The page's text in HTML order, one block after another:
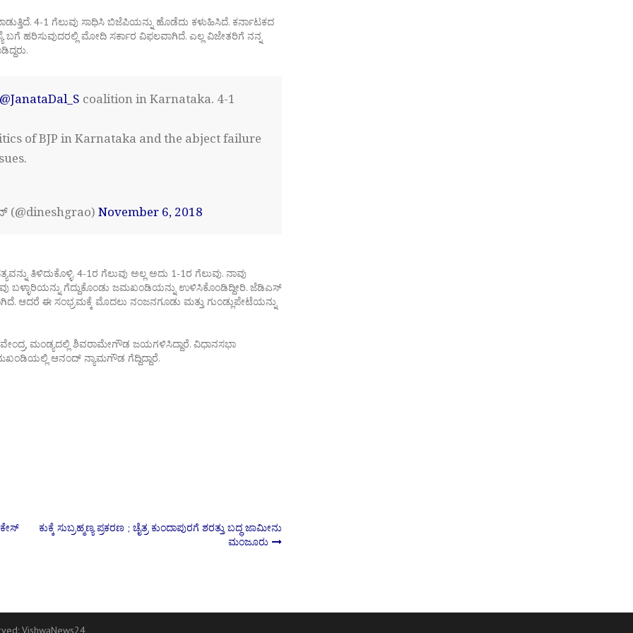
4-1 ಗೆಲುವು ಸಾಧಿಸಿ ಬಿಜೆಪಿಯನ್ನು ಹೊಡೆದು ಕಳುಹಿಸಿದೆ. ಕರ್ನಾಟಕದ
ಹರಿಸುವುದರಲ್ಲಿ ಮೋದಿ ಸರ್ಕಾರ ವಿಫಲವಾಗಿದೆ. ಎಲ್ಲ ವಿಜೇತರಿಗೆ ನನ್ನ
@JanataDal_S coalition in Karnataka. 4-1
of BJP in Karnataka and the abject failure
(@dineshgrao) November 6, 2018
ತಿಳಿದುಕೊಳ್ಳಿ. 4-1ರ ಗೆಲುವು ಅಲ್ಲ ಅದು 1-1ರ ಗೆಲುವು. ನಾವು
ಬಳ್ಳಾರಿಯನ್ನು ಗೆದ್ದುಕೊಂಡು ಜಮಖಂಡಿಯನ್ನು ಉಳಿಸಿಕೊಂಡಿದ್ದೀರಿ. ಜೆಡಿಎಸ್
ಆದರೆ ಈ ಸಂಭ್ರಮಕ್ಕೆ ಮೊದಲು ನಂಜನಗೂಡು ಮತ್ತು ಗುಂಡ್ಲುಪೇಟೆಯನ್ನು
ಮಂಡ್ಯದಲ್ಲಿ ಶಿವರಾಮೇಗೌಡ ಜಯಗಳಿಸಿದ್ದಾರೆ. ವಿಧಾನಸಭಾ
ಆನಂದ್ ನ್ಯಾಮಗೌಡ ಗೆದ್ದಿದ್ದಾರೆ.
ಕುಕ್ಕೆ ಸುಬ್ರಹ್ಮಣ್ಯ ಪ್ರಕರಣ ; ಚೈತ್ರ ಕುಂದಾಪುರಗೆ ಶರತ್ತು ಬದ್ಧ ಜಾಮೀನು
ಮಂಜೂರು
VishwaNews24